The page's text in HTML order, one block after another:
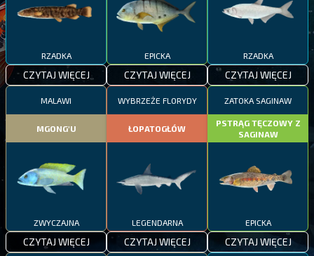
RZADKA
CZYTAJ WIĘCEJ
EPICKA
CZYTAJ WIĘCEJ
RZADKA
CZYTAJ WIĘCEJ
MALAWI
MGONG'U
ZWYCZAJNA
CZYTAJ WIĘCEJ
WYBRZEŻE FLORYDY
ŁOPATOGŁÓW
LEGENDARNA
CZYTAJ WIĘCEJ
ZATOKA SAGINAW
PSTRĄG TĘCZOWY Z
SAGINAW
EPICKA
CZYTAJ WIĘCEJ